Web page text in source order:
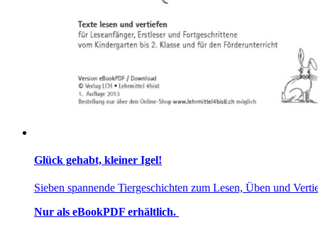
Glück gehabt, kleiner Igel!
Sieben spannende Tiergeschichten zum Lesen, Üben und
Nur als eBookPDF erhältlich.